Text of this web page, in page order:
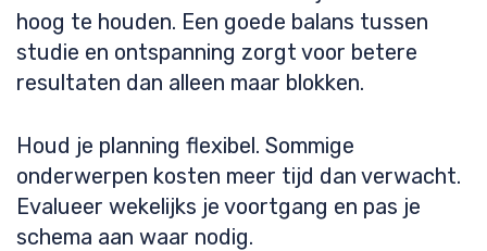
hoog te houden. Een goede balans tussen
studie en ontspanning zorgt voor betere
resultaten dan alleen maar blokken.
Houd je planning flexibel. Sommige
onderwerpen kosten meer tijd dan verwacht.
Evalueer wekelijks je voortgang en pas je
schema aan waar nodig.